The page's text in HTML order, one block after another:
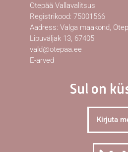
Otepää Vallavalitsus
Registrikood: 75001566
Aadress: Valga maakond,
Lipuväljak 13, 67405
vald@otepaa.ee
E-arved
Sul on
Kirjuta